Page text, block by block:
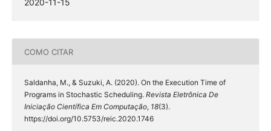
2020-11-15
COMO CITAR
Saldanha, M., & Suzuki, A. (2020). On the Execution Time of
Programs in Stochastic Scheduling. Revista Eletrônica De
Iniciação Científica Em Computação, 18(3).
https://doi.org/10.5753/reic.2020.1746